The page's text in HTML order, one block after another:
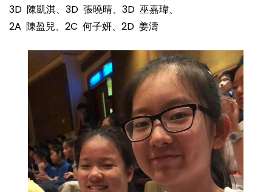
3D 陳凱淇、3D 張曉晴、3D 巫嘉瑋、
2A 陳盈兒、2C 何子妍、2D 姜濤